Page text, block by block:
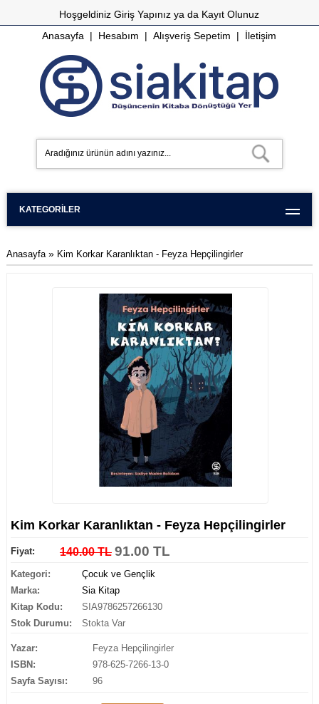
HoşgeldinizGiriş Yapınız ya da Kayıt Olunuz
Anasayfa | Hesabım |Alışveriş Sepetim | İletişim
KATEGORILER
Anasayfa » Kim Korkar Karanlıktan - Feyza Hepçilingirler
Kim Korkar Karanlıktan - Feyza Hepçilingirler
Fiyat: 140.00 TL 91.00 TL
Kategori:
Çocuk ve Gençlik
Marka:
Sia Kitap
Kitap Kodu:
SIA9786257266130
Stok Durumu:
Stokta Var
Yazar:
Feyza Hepçilingirler
ISBN:
978-625-7266-13-0
Sayfa Sayısı:
96